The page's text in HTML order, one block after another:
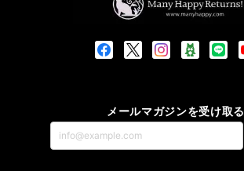
メールマガジンを受け取る